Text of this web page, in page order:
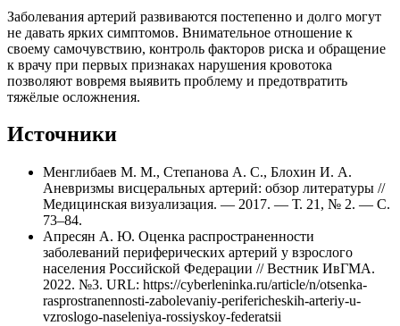
Заболевания артерий развиваются постепенно и долго могут
не давать ярких симптомов. Внимательное отношение к
своему самочувствию, контроль факторов риска и обращение
к врачу при первых признаках нарушения кровотока
позволяют вовремя выявить проблему и предотвратить
тяжёлые осложнения.
Источники
Менглибаев М. М., Степанова А. С., Блохин И. А.
Аневризмы висцеральных артерий: обзор литературы //
Медицинская визуализация. — 2017. — Т. 21, № 2. — С.
73–84.
Апресян А. Ю. Оценка распространенности
заболеваний периферических артерий у взрослого
населения Российской Федерации // Вестник ИвГМА.
2022. №3. URL: https://cyberleninka.ru/article/n/otsenka-
rasprostranennosti-zabolevaniy-perifericheskih-arteriy-u-
vzroslogo-naseleniya-rossiyskoy-federatsii